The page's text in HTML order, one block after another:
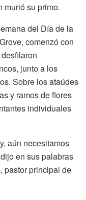
murió su primo.
del Día de la
comenzó con
junto a los
Sobre los ataúdes
y ramos de flores
individuales
aún necesitamos
en sus palabras
pastor principal de